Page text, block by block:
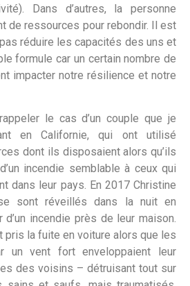
Dans d’autres, la personne
de ressources pour rebondir. Il est
réduire les capacités des uns et
formule car un certain nombre de
impacter notre résilience et notre
le cas d’un couple que je
en Californie, qui ont utilisé
dont ils disposaient alors qu’ils
incendie semblable à ceux qui
dans leur pays. En 2017 Christine
sont réveillés dans la nuit en
incendie près de leur maison.
pris la fuite en voiture alors que les
un vent fort enveloppaient leur
des voisins – détruisant tout sur